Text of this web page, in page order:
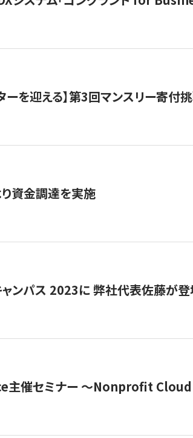
を迎える】​​第3回マンスリー寄付
り資金調達を実施
ンパス 2023に 弊社代表佐藤が
主催セミナー 〜Nonprofit